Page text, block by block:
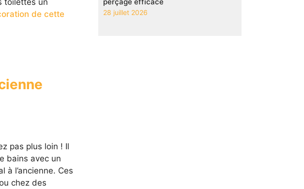
de cette
pas plus loin ! Il
bains avec un
à l’ancienne. Ces
chez des
28 juillet 2026